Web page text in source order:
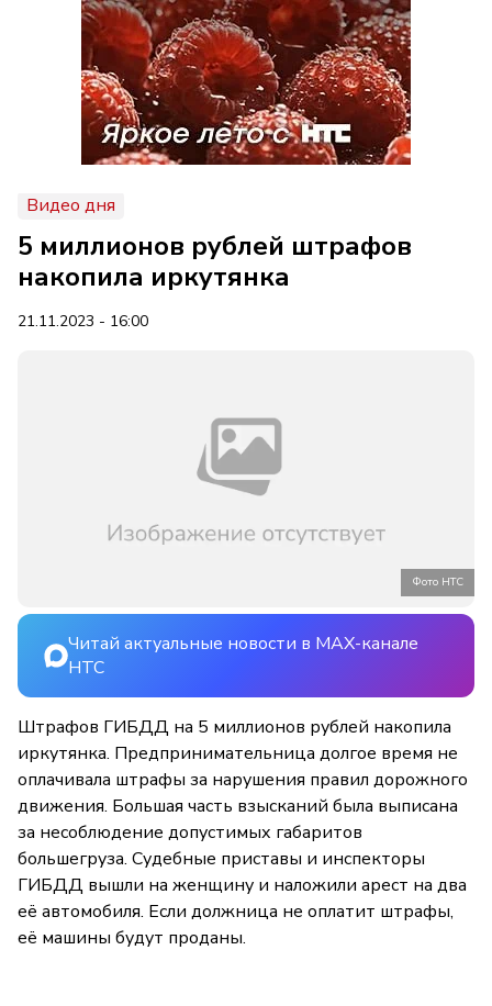
Видео дня
5 миллионов рублей штрафов
накопила иркутянка
21.11.2023 - 16:00
Фото НТС
Читай актуальные новости в MAX-канале
НТС
Штрафов ГИБДД на 5 миллионов рублей накопила
иркутянка. Предпринимательница долгое время не
оплачивала штрафы за нарушения правил дорожного
движения. Большая часть взысканий была выписана
за несоблюдение допустимых габаритов
большегруза. Судебные приставы и инспекторы
ГИБДД вышли на женщину и наложили арест на два
её автомобиля. Если должница не оплатит штрафы,
её машины будут проданы.